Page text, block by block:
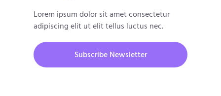
Lorem ipsum dolor sit amet consectetur
adipiscing elit ut elit tellus luctus nec.
Subscribe Newsletter